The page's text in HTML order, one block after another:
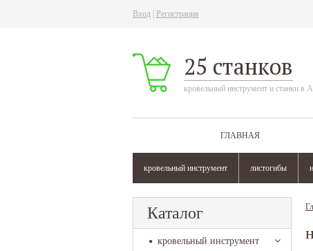
Вход Регистрация
25 станков
кровельный инструмент и станки в
ГЛАВНАЯ
кровельный инструмент листогибы
Каталог
кровельный инструмент